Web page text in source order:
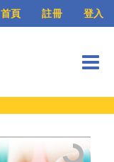
首頁 註冊 登入